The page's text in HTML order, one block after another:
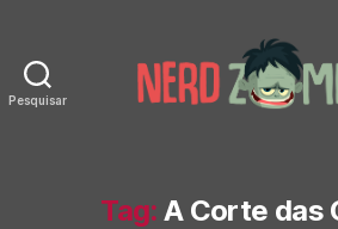
Pesquisar
Tag: A Corte das